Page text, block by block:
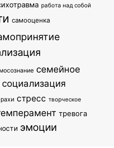
работа над собой
самооценка
семейное
социализация
стресс творческое
тревога
эмоции